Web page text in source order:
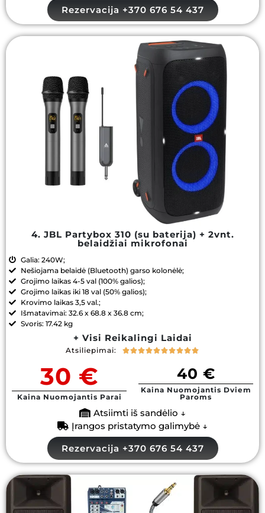
Rezervacija +370 676 54 437
4. JBL Partybox 310 (su baterija) + 2vnt.
belaidžiai mikrofonai
Galia: 240W;
Nešiojama belaidė (Bluetooth) garso kolonėlė;
Grojimo laikas 4-5 val (100% galios);
Grojimo laikas iki 18 val (50% galios);
Krovimo laikas 3,5 val.;
Išmatavimai: 32.6 x 68.8 x 36.8 cm;
Svoris: 17.42 kg
+ Visi Reikalingi Laidai
Atsiliepimai: 
30 €
Kaina Nuomojantis Parai
40 €
Kaina Nuomojantis Dviem
Paroms
Atsiimti iš sandėlio ↓
Įrangos pristatymo galimybė ↓
Rezervacija +370 676 54 437